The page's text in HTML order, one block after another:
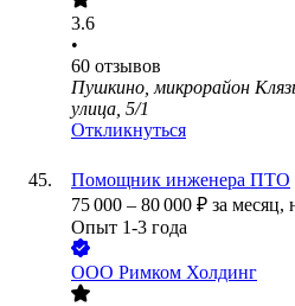
3.6
•
60 отзывов
Пушкино, микрорайон
улица, 5/1
Откликнуться
Помощник инженера ПТО
75 000 – 80 000 ₽ за месяц,
Опыт 1-3 года
ООО Римком Холдинг